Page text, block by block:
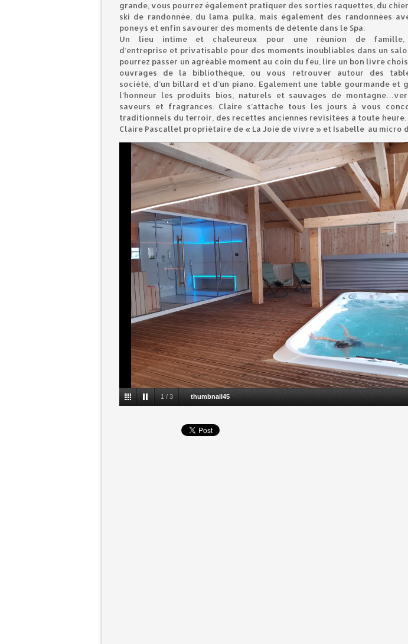
grande, vous pourrez également pratiquer des sorties raquettes, du
ski de randonnée, du lama pulka, mais également des randonnées
poneys et enfin savourer des moments de détente dans le Spa.
Un lieu intime et chaleureux pour une réunion de famille,
d’entreprise et privatisable pour des moments inoubliables dans un
pourrez passer un agréable moment au coin du feu, lire un bon livre
ouvrages de la bibliothèque, ou vous retrouver autour des
société, d’un billard et d’un piano. Egalement une table gourmande et
l’honneur les produits bios, naturels et sauvages de
saveurs et fragrances. Claire s’attache tous les jours à vous
traditionnels du terroir, des recettes anciennes revisitées à toute heure.
Claire Pascallet propriétaire de « La Joie de vivre » et Isabelle au micro
1 / 3 thumbnail45